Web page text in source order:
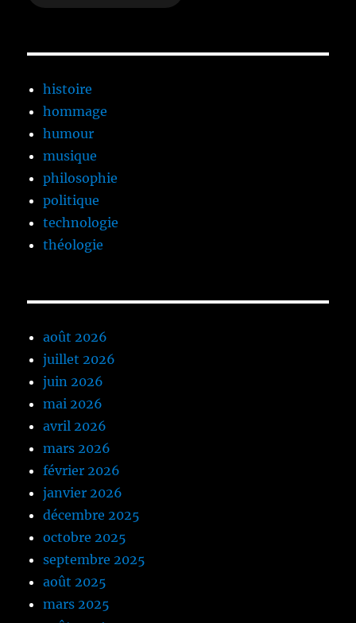
histoire
hommage
humour
musique
philosophie
politique
technologie
théologie
août 2026
juillet 2026
juin 2026
mai 2026
avril 2026
mars 2026
février 2026
janvier 2026
décembre 2025
octobre 2025
septembre 2025
août 2025
mars 2025